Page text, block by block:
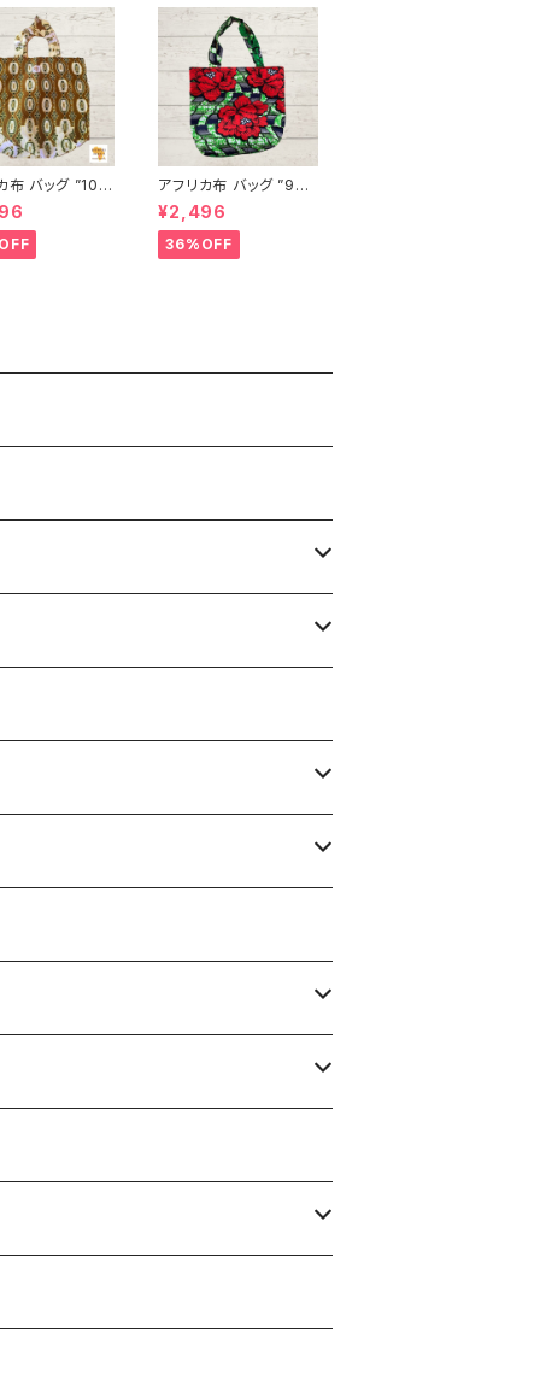
バッグ ”10
カンプリント
カンガ キテン
バッグ エコバッ
フェアトレー
アフリカ布 バッグ ”92”
アフリカンプリント パー
ニュ カンガ キテンゲ ト
ートバッグ エコバッグ
ギニア フェアトレード I
¥2,496
36%OFF